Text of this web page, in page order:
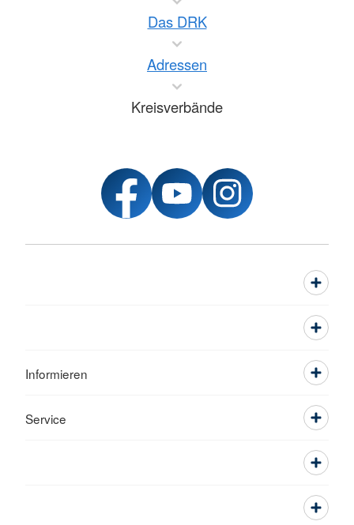
Das DRK
Adressen
Kreisverbände
Informieren
Service